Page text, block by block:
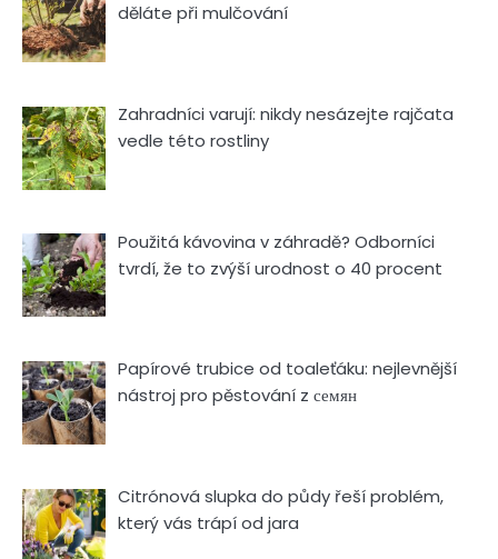
děláte při mulčování
Zahradníci varují: nikdy nesázejte rajčata
vedle této rostliny
Použitá kávovina v záhradě? Odborníci
tvrdí, že to zvýší urodnost o 40 procent
Papírové trubice od toaleťáku: nejlevnější
nástroj pro pěstování z семян
Citrónová slupka do půdy řeší problém,
který vás trápí od jara